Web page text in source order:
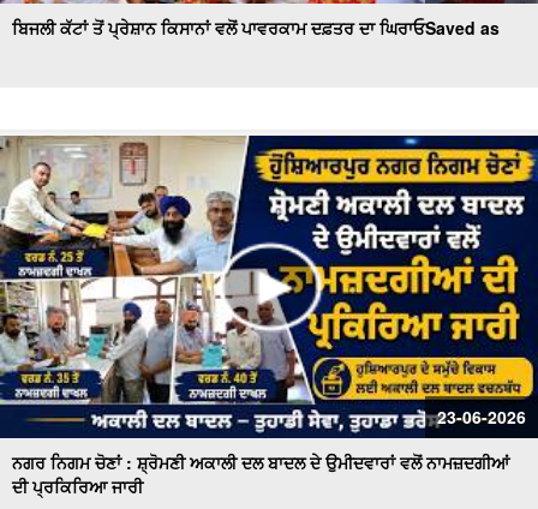
ਬਿਜਲੀ ਕੱਟਾਂ ਤੋਂ ਪ੍ਰੇਸ਼ਾਨ ਕਿਸਾਨਾਂ ਵਲੋਂ ਪਾਵਰਕਾਮ ਦਫ਼ਤਰ ਦਾ ਘਿਰਾਓSaved as
23-06-2026
ਨਗਰ ਨਿਗਮ ਚੋਣਾਂ : ਸ਼੍ਰੋਮਣੀ ਅਕਾਲੀ ਦਲ ਬਾਦਲ ਦੇ ਉਮੀਦਵਾਰਾਂ ਵਲੋਂ ਨਾਮਜ਼ਦਗੀਆਂ
ਦੀ ਪ੍ਰਕਿਰਿਆ ਜਾਰੀ